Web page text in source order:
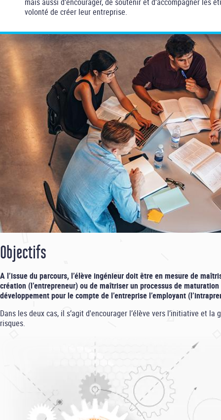
volonté de créer leur entreprise.
Objectifs
A l’issue du parcours, l’élève ingénieur doit être en mesure de
création (l’entrepreneur) ou de maîtriser un processus de
développement pour le compte de l’entreprise l’employant
Dans les deux cas, il s’agit d'encourager l’élève vers l’initiative et la
risques.